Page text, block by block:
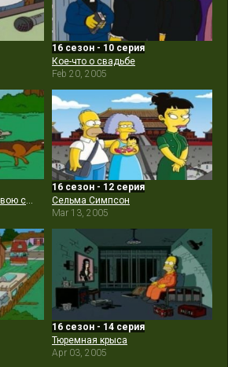
16 сезон - 10 серия
Кое-что о свадьбе
Feb 20, 2005
В ясный день я не вижу свою сестру
16 сезон - 12 серия
Сельма Симпсон
Mar 13, 2005
16 сезон - 14 серия
Тюремная крыса
Apr 03, 2005